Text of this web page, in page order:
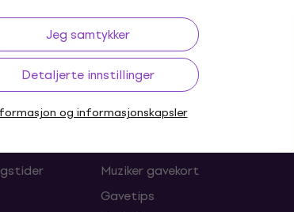
Jeg samtykker
Detaljerte innstillinger
og informasjonskapsler
Useful links
FAQ – Ofte stilte spørsmål
Muziker gavekort
Gavetips